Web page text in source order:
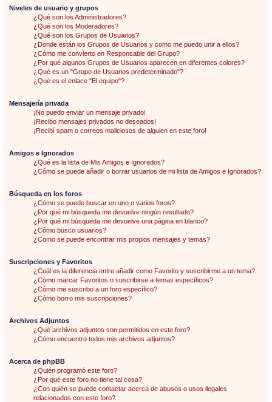
Niveles de usuario y grupos
¿Qué son los Administradores?
¿Qué son los Moderadores?
¿Qué son los Grupos de Usuarios?
¿Donde están los Grupos de Usuarios y como me puedo unir a ellos?
¿Cómo me convierto en Responsable del Grupo?
¿Por qué algunos Grupos de Usuarios aparecen en diferentes colores?
¿Qué es un "Grupo de Usuarios predeterminado"?
¿Qué es el enlace "El equipo"?
Mensajería privada
¡No puedo enviar un mensaje privado!
¡Recibo mensajes privados no deseados!
¡Recibí spam o correos maliciosos de alguien en este foro!
Amigos e Ignorados
¿Qué es la lista de Mis Amigos e Ignorados?
¿Cómo se puede añadir o borrar usuarios de mi lista de Amigos e Ignorados?
Búsqueda en los foros
¿Cómo se puede buscar en uno o varios foros?
¿Por qué mi búsqueda me devuelve ningún resultado?
¿Por qué mi búsqueda me devuelve una página en blanco?
¿Cómo busco usuarios?
¿Como se puede encontrar mis propios mensajes y temas?
Suscripciones y Favoritos
¿Cuál es la diferencia entre añadir como Favorito y suscribirme a un tema?
¿Cómo marcar Favoritos o suscribirse a temas específicos?
¿Cómo me suscribo a un foro específico?
¿Cómo borro mis suscripciones?
Archivos Adjuntos
¿Qué archivos adjuntos son permitidos en este foro?
¿Cómo encuentro todos mis archivos adjuntos?
Acerca de phpBB
¿Quién programó este foro?
¿Por qué este foro no tiene tal cosa?
¿Con quién se puede contactar acerca de abusos o usos ilegales
relacionados con este foro?